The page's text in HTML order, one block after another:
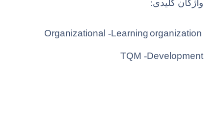
واژگان کلیدی:
Learning organization
-
Organizational
Development
-
TQM